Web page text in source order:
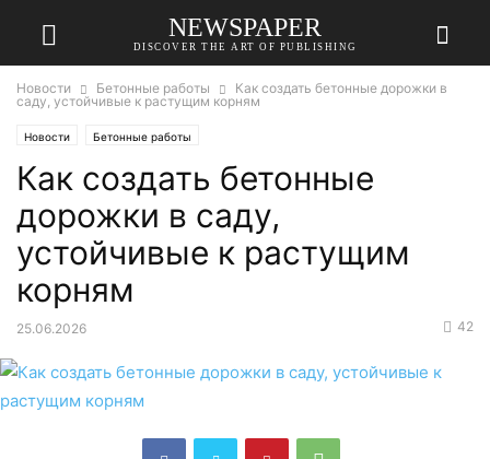
NEWSPAPER
DISCOVER THE ART OF PUBLISHING
Новости Бетонные работы
Как создать бетонные дорожки в
саду, устойчивые к растущим корням
Новости Бетонные работы
Как создать бетонные
дорожки в саду,
устойчивые к растущим
корням
25.06.2026 42